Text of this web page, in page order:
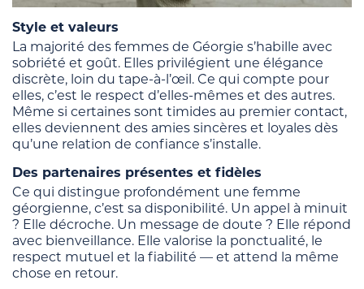
Style et valeurs
La majorité des femmes de Géorgie s’habille avec
sobriété et goût. Elles privilégient une élégance
discrète, loin du tape-à-l’œil. Ce qui compte pour
elles, c’est le respect d’elles-mêmes et des autres.
Même si certaines sont timides au premier contact,
elles deviennent des amies sincères et loyales dès
qu’une relation de confiance s’installe.
Des partenaires présentes et fidèles
Ce qui distingue profondément une femme
géorgienne, c’est sa disponibilité. Un appel à minuit
? Elle décroche. Un message de doute ? Elle répond
avec bienveillance. Elle valorise la ponctualité, le
respect mutuel et la fiabilité — et attend la même
chose en retour.